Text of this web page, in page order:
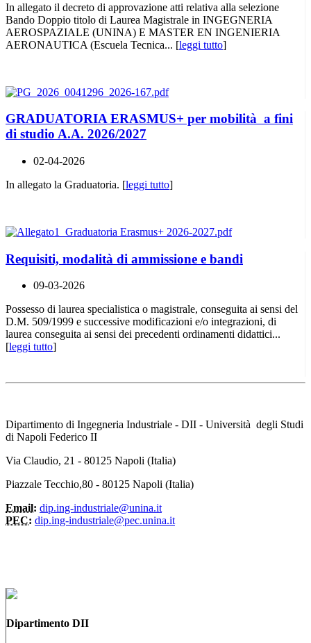
In allegato il decreto di approvazione atti relativa alla selezione
Bando Doppio titolo di Laurea Magistrale in INGEGNERIA
AEROSPAZIALE (UNINA) E MASTER EN INGENIERIA
AERONAUTICA (Escuela Tecnica... [leggi tutto]
GRADUATORIA ERASMUS+ per mobilità a fini
di studio A.A. 2026/2027
02-04-2026
In allegato la Graduatoria. [leggi tutto]
Requisiti, modalità di ammissione e bandi
09-03-2026
Possesso di laurea specialistica o magistrale, conseguita ai sensi del
D.M. 509/1999 e successive modificazioni e/o integrazioni, di
laurea conseguita ai sensi dei precedenti ordinamenti didattici...
[leggi tutto]
Dipartimento di Ingegneria Industriale - DII - Università degli Studi
di Napoli Federico II
Via Claudio, 21 - 80125 Napoli (Italia)
Piazzale Tecchio,80 - 80125 Napoli (Italia)
Email: dip.ing-industriale@unina.it
PEC: dip.ing-industriale@pec.unina.it
Dipartimento DII